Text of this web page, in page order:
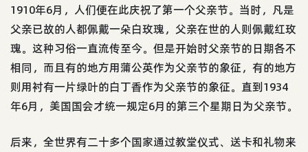
1910年6月，人们便在此庆祝了第一个父亲节。当时，凡是
父亲已故的人都佩戴一朵白玫瑰，父亲在世的人则佩戴红玫
瑰。这种习俗一直流传至今。但是开始时父亲节的日期各不
相同，而且有的地方用蒲公英作为父亲节的象征，有的地方
则用衬有一片绿叶的白丁香作为父亲节的象征。直到1934
年6月，美国国会才统一规定6月的第三个星期日为父亲节。
后来，全世界有二十多个国家通过教堂仪式、送卡和礼物来